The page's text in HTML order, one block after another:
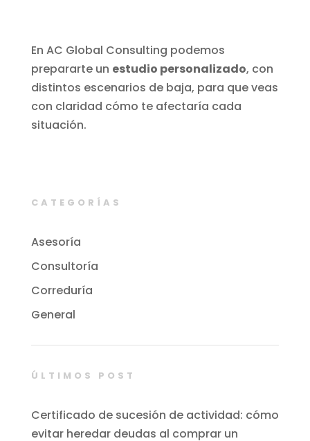
En AC Global Consulting podemos
prepararte un estudio personalizado, con
distintos escenarios de baja, para que veas
con claridad cómo te afectaría cada
situación.
CATEGORÍAS
Asesoría
Consultoría
Correduría
General
ÚLTIMOS POST
Certificado de sucesión de actividad: cómo
evitar heredar deudas al comprar un